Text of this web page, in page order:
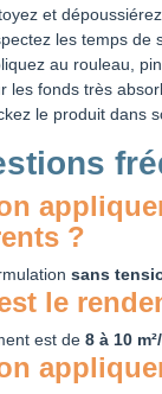
et
les temps de
au rouleau,
les fonds très
le produit dans
?
sans
le
est de 8 à 10